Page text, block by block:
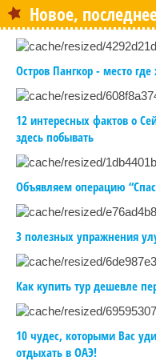
Новое,
Остров Пангкор - место
12 интересных фактов о
здесь побывать
Объявляем операцию
3 полезных упражнения
Как купить тур дешевле
10 чудес, которыми Вас
отдыхать в ОАЭ!